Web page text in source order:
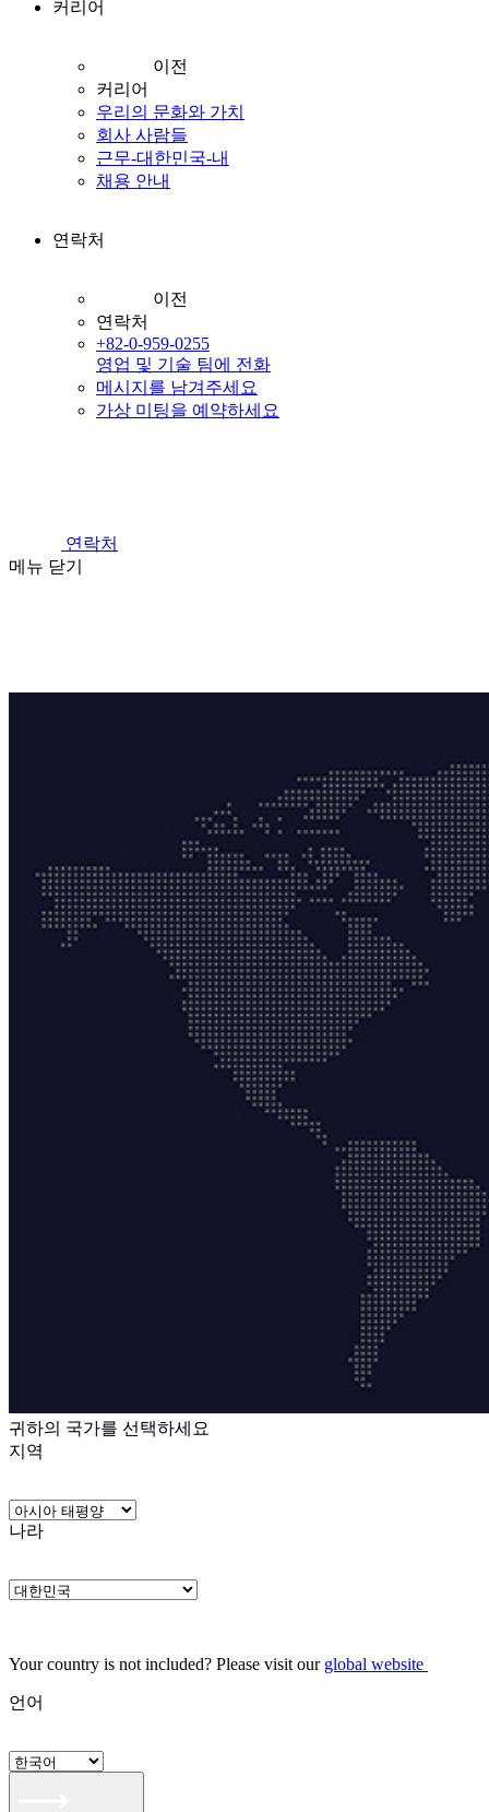
커리어
이전
커리어
우리의 문화와 가치
회사 사람들
근무-대한민국-내
채용 안내
연락처
이전
연락처
+82-0-959-0255
영업 및 기술 팀에 전화
메시지를 남겨주세요
가상 미팅을 예약하세요
연락처
메뉴 닫기
귀하의 국가를 선택하세요
지역
나라
Your country is not included? Please visit our global website
언어